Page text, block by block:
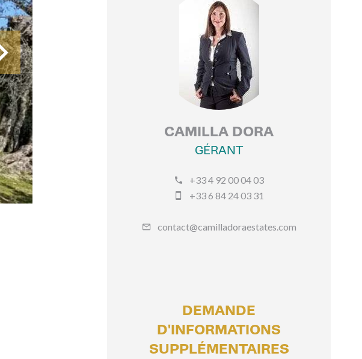
CAMILLA DORA
GÉRANT
+33 4 92 00 04 03
+33 6 84 24 03 31
contact@camilladoraestates.com
DEMANDE
D'INFORMATIONS
SUPPLÉMENTAIRES